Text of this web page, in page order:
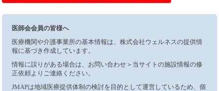
医師会会員の皆様へ
医療機関や介護事業所の基本情報は、株式会社ウェルネスの提供情
報に基づき作成しています。
情報に誤りがある場合は、お問い合わせ＞当サイトの施設情報の修
正依頼よりご連絡ください。
JMAPは地域医療提供体制の検討を目的として運営しているため、個